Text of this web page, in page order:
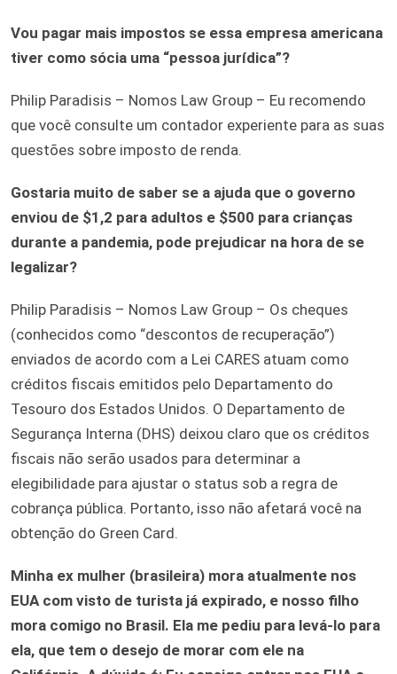
Vou pagar mais impostos se essa empresa americana
tiver como sócia uma “pessoa jurídica”?
Philip Paradisis – Nomos Law Group – Eu recomendo
que você consulte um contador experiente para as suas
questões sobre imposto de renda.
Gostaria muito de saber se a ajuda que o governo
enviou de $1,2 para adultos e $500 para crianças
durante a pandemia, pode prejudicar na hora de se
legalizar?
Philip Paradisis – Nomos Law Group – Os cheques
(conhecidos como “descontos de recuperação”)
enviados de acordo com a Lei CARES atuam como
créditos fiscais emitidos pelo Departamento do
Tesouro dos Estados Unidos. O Departamento de
Segurança Interna (DHS) deixou claro que os créditos
fiscais não serão usados ​​para determinar a
elegibilidade para ajustar o status sob a regra de
cobrança pública. Portanto, isso não afetará você na
obtenção do Green Card.
Minha ex mulher (brasileira) mora atualmente nos
EUA com visto de turista já expirado, e nosso filho
mora comigo no Brasil. Ela me pediu para levá-lo para
ela, que tem o desejo de morar com ele na